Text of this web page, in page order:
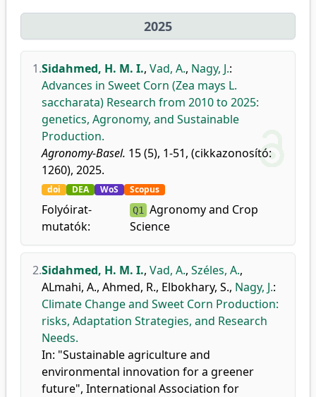
2025
1.Sidahmed, H. M. I., Vad, A., Nagy, J.:
Advances in Sweet Corn (Zea mays L.
saccharata) Research from 2010 to 2025:
genetics, Agronomy, and Sustainable
Production.
Agronomy-Basel. 15 (5), 1-51, (cikkazonosító:
1260), 2025.
doi DEA WoS Scopus
Folyóirat-
mutatók:
Q1
Agronomy and Crop
Science
2.Sidahmed, H. M. I., Vad, A., Széles, A.,
ALmahi, A., Ahmed, R., Elbokhary, S., Nagy, J.:
Climate Change and Sweet Corn Production:
risks, Adaptation Strategies, and Research
Needs.
In: "Sustainable agriculture and
environmental innovation for a greener
future", International Association for